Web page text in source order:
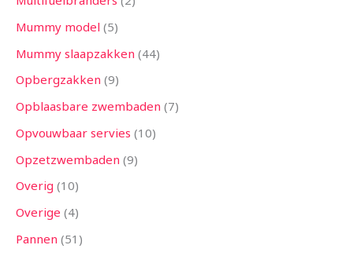
Mummy model 5
Mummy slaapzakken 44
Opbergzakken 9
Opblaasbare zwembaden 7
Opvouwbaar servies 10
Opzetzwembaden 9
Overig 10
Overige 4
Pannen 51